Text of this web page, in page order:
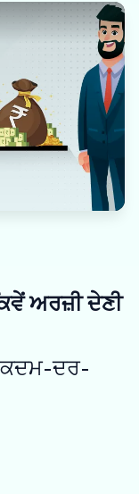
ਅਰਜ਼ੀ ਦੇਣੀ
ਦਰ-